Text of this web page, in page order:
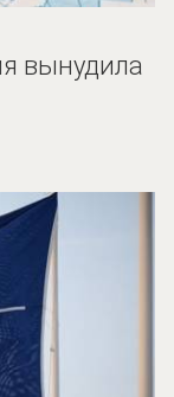
вынудила